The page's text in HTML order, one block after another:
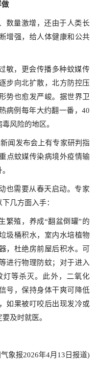
做
数量激增，还由于人类长
增强，给人体健康和公共
敏，更会传播多种蚊媒传
步向北扩散，北方防控压
势也愈发严峻。据世界卫
病例每年大约翻一番，40
风险的地区。
闻发布会上有专家研判指
点蚊媒传染病境外疫情输
也需要从春天启动。专家
几方面入手：
繁殖，养成“翻盆倒罐”的
圾桶积水，室内水培植物
，杜绝房前屋后积水。可
进行物理防蚊；对于进入
等杀灭。此外，二氧化
号，保持身体干爽可降低
如果被叮咬后出现发冷或
及时就医。
气象报2026年4月13日报道)